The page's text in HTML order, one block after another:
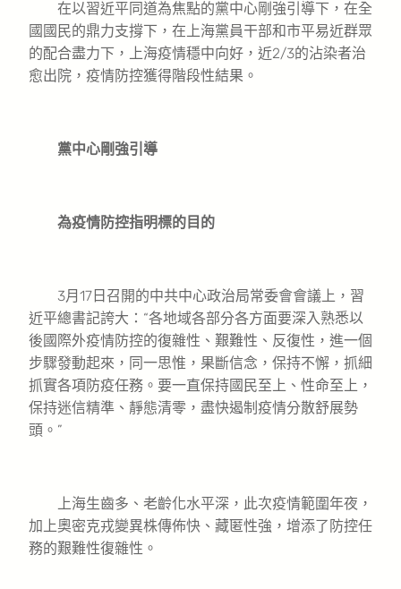
在以習近平同道為焦點的黨中心剛強引導下，在全
國國民的鼎力支撐下，在上海黨員干部和市平易近群眾
的配合盡力下，上海疫情穩中向好，近2/3的沾染者治
愈出院，疫情防控獲得階段性結果。
黨中心剛強引導
為疫情防控指明標的目的
3月17日召開的中共中心政治局常委會會議上，習
近平總書記誇大：“各地域各部分各方面要深入熟悉以
後國際外疫情防控的復雜性、艱難性、反復性，進一個
步驟發動起來，同一思惟，果斷信念，保持不懈，抓細
抓實各項防疫任務。要一直保持國民至上、性命至上，
保持迷信精準、靜態清零，盡快遏制疫情分散舒展勢
頭。”
上海生齒多、老齡化水平深，此次疫情範圍年夜，
加上奧密克戎變異株傳佈快、藏匿性強，增添了防控任
務的艱難性復雜性。